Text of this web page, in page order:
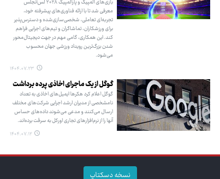
بازی‌های المپیک و پارالمپیک ۲۰۲۸ لس‌آنجلس
معرفی شد تا با ارائه فناوری‌های پیشرفته خود،
تجربه‌ای تعاملی، شخصی‌سازی‌شده و دسترس‌پذیر
برای ورزشکاران، تماشاگران و تیم‌های اجرایی فراهم
کند. این همکاری، گامی مهم در جهت دیجیتال‌محور
شدن بزرگ‌ترین رویداد ورزشی جهان محسوب
می‌شود.
۱۴۰۴.۰۷.۲۳
گوگل از یک ماجرای اخاذی پرده برداشت
گوگل اعلام کرد هکرها ایمیل‌های اخاذی به تعداد
نامشخصی از مدیران ارشد اجرایی شرکت‌های مختلف
ارسال می‌کنند و مدعی می‌شوند داده‌های حساس
آنها را از نرم‌افزارهای تجاری اورکل به سرقت برده‌اند.
۱۴۰۴.۰۷.۱۲
نسخه دسکتاپ